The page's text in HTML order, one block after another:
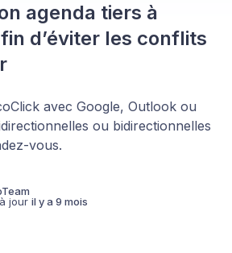
agenda tiers à
d’éviter les conflits
avec Google, Outlook ou
ou bidirectionnelles
vous.
jour il y a 9 mois